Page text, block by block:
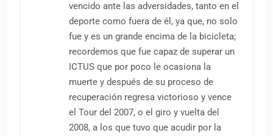
vencido ante las adversidades, tanto en el
deporte como fuera de él, ya que, no solo
fue y es un grande encima de la bicicleta;
recordemos que fue capaz de superar un
ICTUS que por poco le ocasiona la
muerte y después de su proceso de
recuperación regresa victorioso y vence
el Tour del 2007, o el giro y vuelta del
2008, a los que tuvo que acudir por la